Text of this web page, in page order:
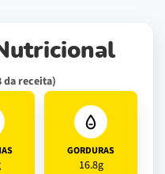
da receita)
GORDURAS
16.8g